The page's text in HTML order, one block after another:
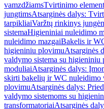
vamzdžiamsTvirtinimo
jungtimsAtsarginės dalys:
tarpikliaiVaržtų rinkinys
sistemaHigieniniai nuleidimo
nuleidimo mazgaiBakelis ir
higieniniu plovimuAtsarginės
valdymo sistema su higieniniu
moduliaiAtsarginės dalys:
skirti bakelių ir WC nuleidimo
plovimuAtsarginės dalys:
valdymo sistemoms su
transformatoriaiAtsarginės